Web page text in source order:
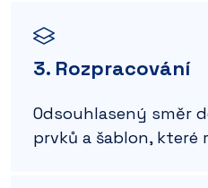
3. Rozpracování
Odsouhlasený směr
prvků a šablon, které